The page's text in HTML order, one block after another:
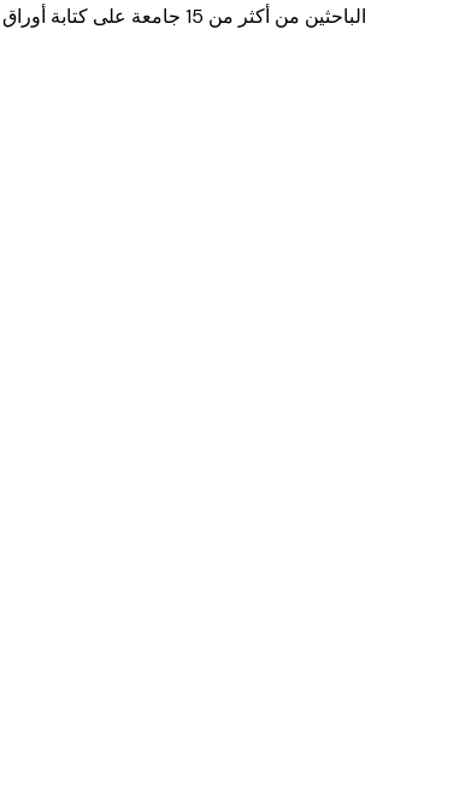
يساعد Octree الباحثين من أكثر من 15 جامعة على كتابة أوراق البحث بشكل أسرع باستخدام الذكاء الاصطناعي